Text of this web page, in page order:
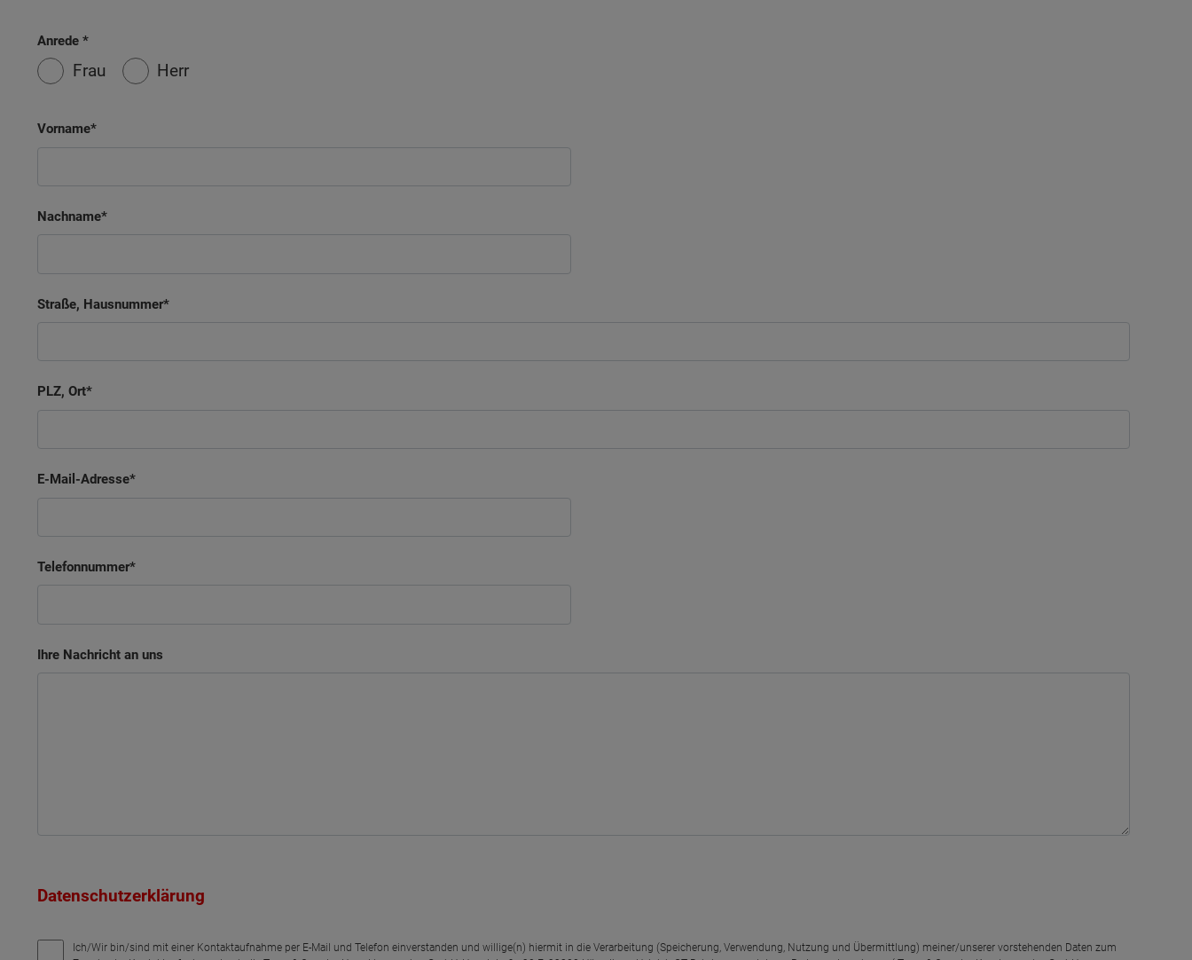
Anrede
Frau Herr
Vorname
Nachname
Straße, Hausnummer
PLZ, Ort
E-Mail-Adresse
Telefonnummer
Ihre Nachricht an uns
Datenschutzerklärung
Ich/Wir bin/sind mit einer Kontaktaufnahme per E-Mail und Telefon einverstanden und willige(n) hiermit in die Verarbeitung (Speicherung, Verwendung, Nutzung und Übermittlung) meiner/unserer vorstehenden Daten zum